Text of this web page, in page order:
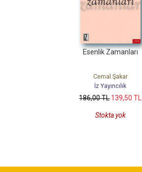
Esenlik Zamanları
Cemal Şakar
İz Yayıncılık
186,00TL 139,50 TL
Stokta yok